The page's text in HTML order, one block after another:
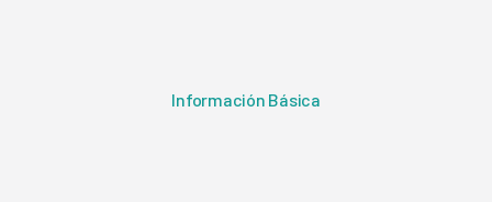
Información Básica